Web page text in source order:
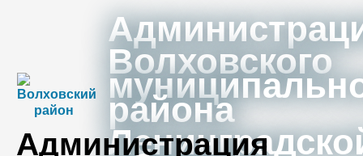
Волховского
района
Администрация